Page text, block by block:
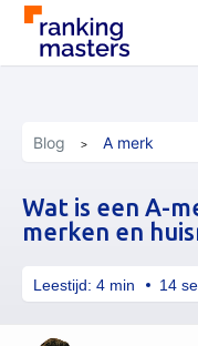
Blog A merk
Leestijd: 4 min 14
Wat is een A-
merken en